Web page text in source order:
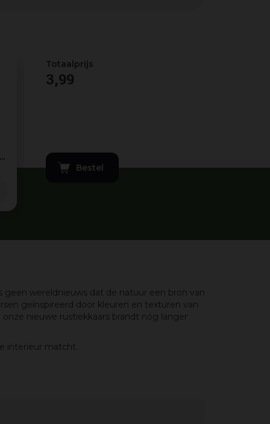
3,99
wereldnieuws dat de natuur een bron van
geïnspireerd door kleuren en texturen van
nieuwe rustiekkaars brandt nóg langer
interieur matcht.